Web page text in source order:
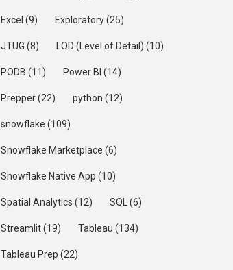
Excel (9) Exploratory(25)
JTUG (8) LOD (Level of Detail) (10)
PODB (11) Power BI (14)
Prepper(22) python (12)
snowflake (109)
Snowflake Marketplace (6)
Snowflake Native App (10)
Spatial Analytics (12) SQL (6)
Streamlit(19) Tableau (134)
Tableau Prep (22)